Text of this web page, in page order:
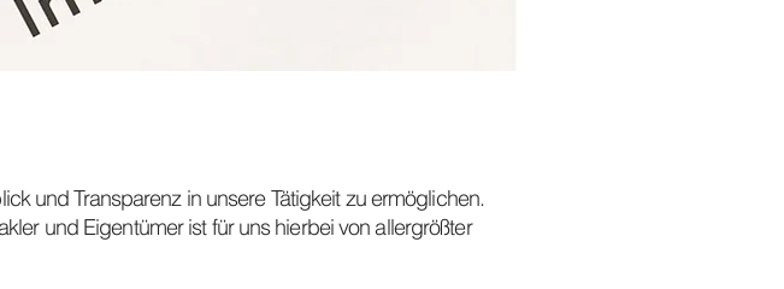
und Transparenz in unsere Tätigkeit zu ermöglichen.
und Eigentümer ist für uns hierbei von allergrößter